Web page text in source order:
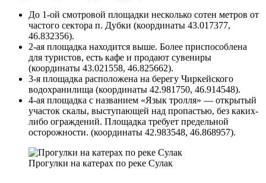
До 1-ой смотровой площадки несколько сотен метров от
частого сектора п. Дубки (координаты 43.017377,
46.832356).
2-ая площадка находится выше. Более приспособлена
для туристов, есть кафе и продают сувениры
(координаты 43.021558, 46.825662).
3-я площадка расположена на берегу Чиркейского
водохранилища (координаты 42.981750, 46.914548).
4-ая площадка с названием «Язык тролля» — открытый
участок скалы, выступающей над пропастью, без каких-
либо ограждений. Площадка требует предельной
осторожности. (координаты 42.983548, 46.868957).
Прогулки на катерах по реке Сулак